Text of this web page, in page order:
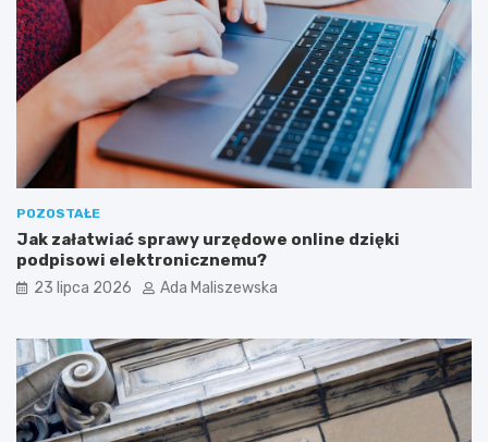
POZOSTAŁE
Jak załatwiać sprawy urzędowe online dzięki
podpisowi elektronicznemu?
23 lipca 2026 Ada Maliszewska